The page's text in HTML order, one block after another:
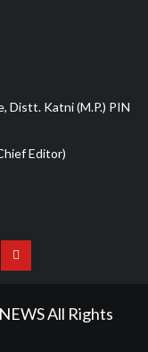
Distt. Katni (M.P.) PIN
Editor)
Youtube
All Rights